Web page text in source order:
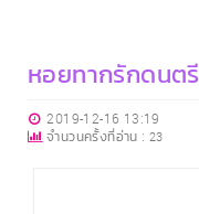
หอยทากรักดนตรี
2019-12-16 13:19
จำนวนครั้งที่อ่าน : 23